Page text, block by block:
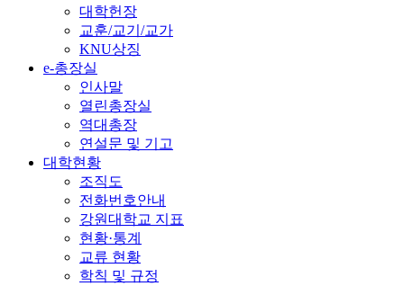
대학헌장
교훈/교기/교가
KNU상징
e-총장실
인사말
열린총장실
역대총장
연설문 및 기고
대학현황
조직도
전화번호안내
강원대학교 지표
현황·통계
교류 현황
학칙 및 규정